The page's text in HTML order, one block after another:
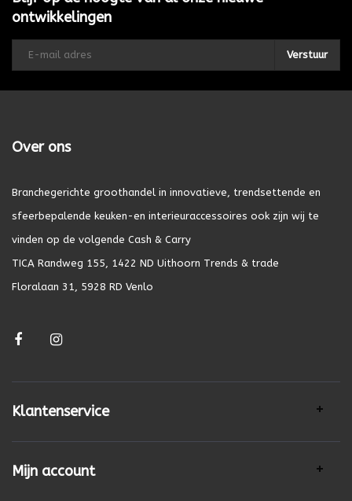
ontwikkelingen
Verstuur
Over ons
Branchegerichte groothandel in innovatieve, trendsettende en
sfeerbepalende keuken-en interieuraccessoires ook zijn wij te
vinden op de volgende Cash & Carry
TICA Randweg 155, 1422 ND Uithoorn Trends & trade
Floralaan 31, 5928 RD Venlo
Klantenservice
Mijn account